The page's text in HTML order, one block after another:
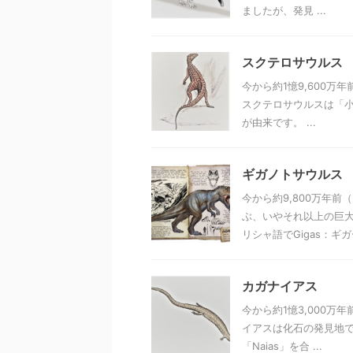
ましたが、発見 ...
スクテロサウルス
今から約1憶9,600万年
スクテロサウルスは「
が由来です。 ...
ギガノトサウルス
今から約9,800万年前
ぶ、いやそれ以上の巨
リシャ語でGigas：ギ
カガナイアス
今から約1憶3,000万年
イアスは化石の発見地
「Naias」を合 ...